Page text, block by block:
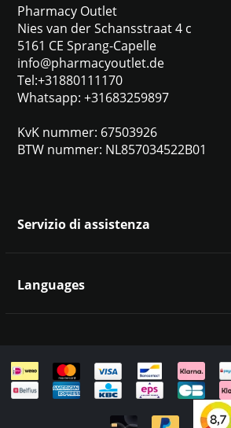
Pharmacy Outlet
Nies van der Schansstraat 4 c
5161 CE Sprang-Capelle
info@pharmacyoutlet.de
Tel:+31880111170
Whatsapp: +31683259897
KvK nummer: 67503926
BTW nummer: NL857034522B01
Servizio di assistenza
Esclusione di responsabilità e privacy
Mappa del sito
Languages
English